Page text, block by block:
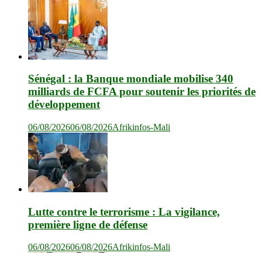
Sénégal : la Banque mondiale mobilise 340
milliards de FCFA pour soutenir les priorités de
développement
06/08/202606/08/2026Afrikinfos-Mali
Lutte contre le terrorisme : La vigilance,
première ligne de défense
06/08/202606/08/2026Afrikinfos-Mali